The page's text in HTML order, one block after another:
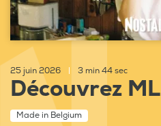
25 juin 2026 3 min 44 sec
Découvrez ML
Made in Belgium